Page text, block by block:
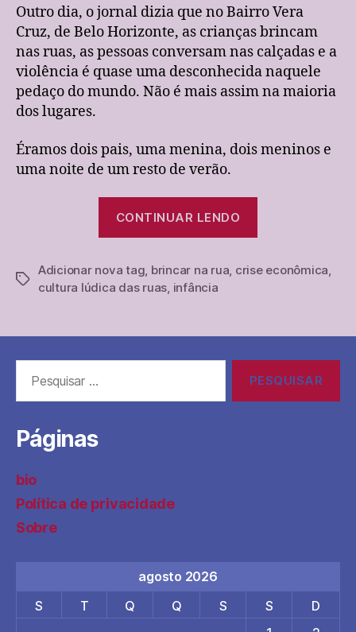
o
brincar
Outro dia, o jornal dizia que no Bairro Vera
Cruz, de Belo Horizonte, as crianças brincam
nas ruas, as pessoas conversam nas calçadas e a
violência é quase uma desconhecida naquele
pedaço do mundo. Não é mais assim na maioria
dos lugares.
Éramos dois pais, uma menina, dois meninos e
uma noite de um resto de verão.
CONTINUAR LENDO
mundial
volta
para
o
brincar”
Tags
Adicionar nova tag, brincar na rua, crise econômica,
cultura lúdica das ruas, infância
por:
Páginas
bio
Política de privacidade
Sobre
agosto 2026
S
T Q Q S S
D